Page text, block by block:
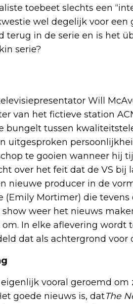
toebeet slechts een
wel degelijk voor een
terug in de serie en is het
serie?
Will
van het fictieve station
bungelt tussen
uitgesproken
te gooien wanneer hij
over het feit dat de VS bij
nieuwe producer in de
(Emily Mortimer) die tevens
weer het nieuws
In elke aflevering wordt
dat als achtergrond voor
vooral geroemd om
goede nieuws is, datThe